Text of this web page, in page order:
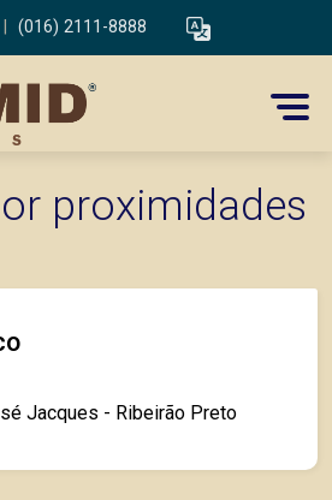
(016) 2111-8888
proximidades
Jacques - Ribeirão Preto